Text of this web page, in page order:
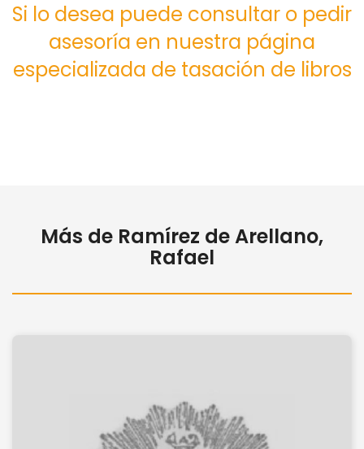
Si lo desea puede consultar o pedir
asesoría en nuestra página
especializada de tasación de libros
Más de Ramírez de Arellano,
Rafael